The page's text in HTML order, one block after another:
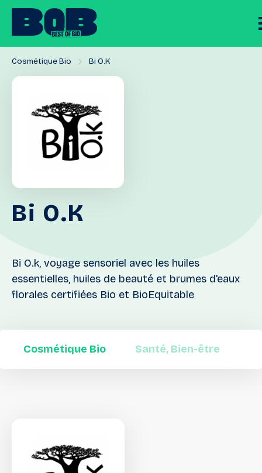
Cosmétique Bio Bi O.K
Bi O.K
Bi O.k, voyage sensoriel avec les huiles
essentielles, huiles de beauté et brumes d'eaux
florales certifiées Bio et BioEquitable
Cosmétique Bio Santé, Bien-être